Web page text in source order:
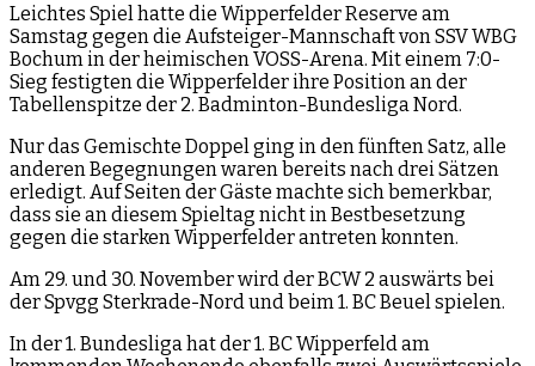
Leichtes Spiel hatte die Wipperfelder Reserve am
Samstag gegen die Aufsteiger-Mannschaft von SSV WBG
Bochum in der heimischen VOSS-Arena. Mit einem 7:0-
Sieg festigten die Wipperfelder ihre Position an der
Tabellenspitze der 2. Badminton-Bundesliga Nord.
Nur das Gemischte Doppel ging in den fünften Satz, alle
anderen Begegnungen waren bereits nach drei Sätzen
erledigt. Auf Seiten der Gäste machte sich bemerkbar,
dass sie an diesem Spieltag nicht in Bestbesetzung
gegen die starken Wipperfelder antreten konnten.
Am 29. und 30. November wird der BCW 2 auswärts bei
der Spvgg Sterkrade-Nord und beim 1. BC Beuel spielen.
In der 1. Bundesliga hat der 1. BC Wipperfeld am